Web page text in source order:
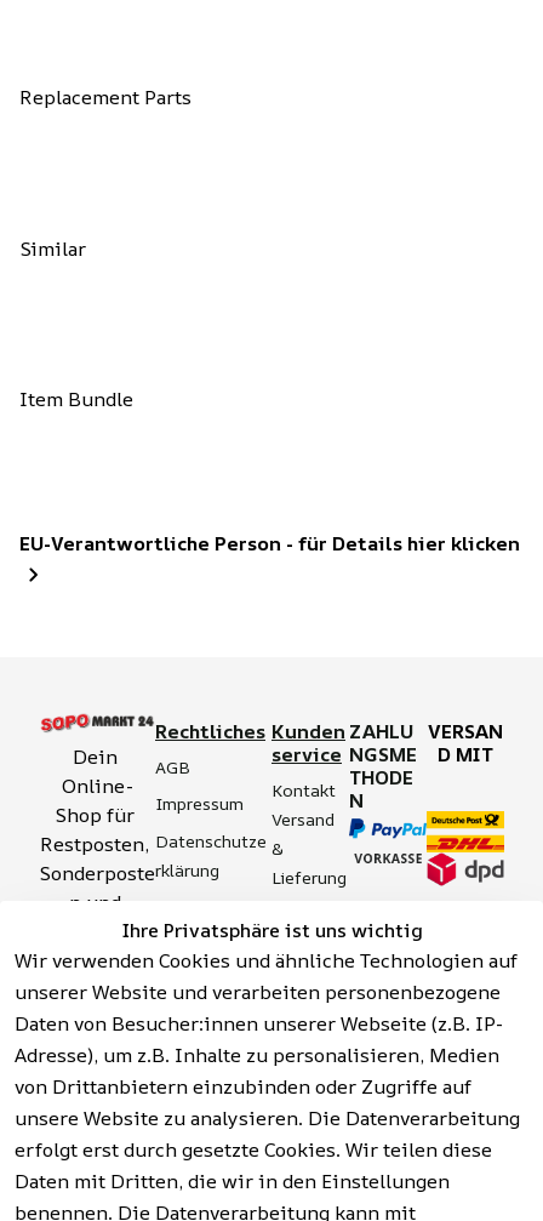
Replacement Parts
Similar
Item Bundle
EU-Verantwortliche Person - für Details hier klicken
Ihre Privatsphäre ist uns wichtig
Wir verwenden Cookies und ähnliche Technologien auf
unserer Website und verarbeiten personenbezogene
Daten von Besucher:innen unserer Webseite (z.B. IP-
Adresse), um z.B. Inhalte zu personalisieren, Medien
von Drittanbietern einzubinden oder Zugriffe auf
unsere Website zu analysieren. Die Datenverarbeitung
erfolgt erst durch gesetzte Cookies. Wir teilen diese
Daten mit Dritten, die wir in den Einstellungen
benennen. Die Datenverarbeitung kann mit
Dein
Online-
Shop für
Restposten,
Sonderposte
n und
Aktionsartik
el rund um
Werkzeuge,
Garten,
Haushalt
und mehr.
Vertrag
widerrufen
Rechtliches
AGB
Impressum
Datenschutze
rklärung
tserklärung
Widerrufsrech
t
Hinweise zur
Batterieentso
rgung
Kunden
service
Kontakt
Versand
&
Lieferung
&
Sicherhei
t
Häufige
Fragen
(FAQ)
ZAHLU
NGSME
THODE
N
VERSAN
D MIT